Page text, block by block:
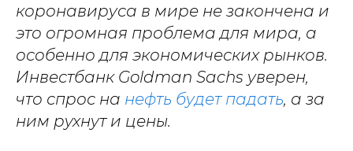
коронавируса в мире не закончена и
это огромная проблема для мира, а
особенно для экономических рынков.
Инвестбанк Goldman Sachs уверен,
что спрос на нефть будет падать, а за
ним рухнут и цены.